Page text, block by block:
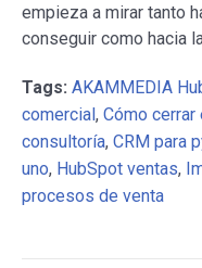
empieza a mirar tanto
conseguir como hacia
Tags: AKAMMEDIA
comercial, Cómo cerrar
consultoría, CRM para
uno, HubSpot ventas,
procesos de venta